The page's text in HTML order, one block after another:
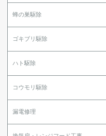
蜂の巣駆除
ゴキブリ駆除
ハト駆除
コウモリ駆除
漏電修理